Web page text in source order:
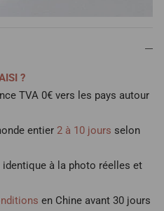
?
TVA 0€ vers les pays autour
entier 2 à 10 jours selon
identique à la photo réelles et
en Chine avant 30 jours